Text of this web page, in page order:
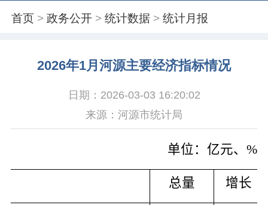
首页 >政务公开 >统计数据 >统计月报
2026年1月河源主要经济指标情况
日期：2026-03-03 16:20:02
来源：河源市统计局
单位：亿元、 %
总量 增长